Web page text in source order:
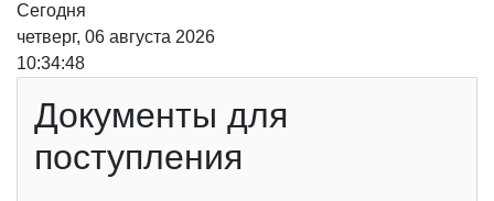
Сегодня
четверг, 06 августа 2026
10:34:49
Документы для
поступления